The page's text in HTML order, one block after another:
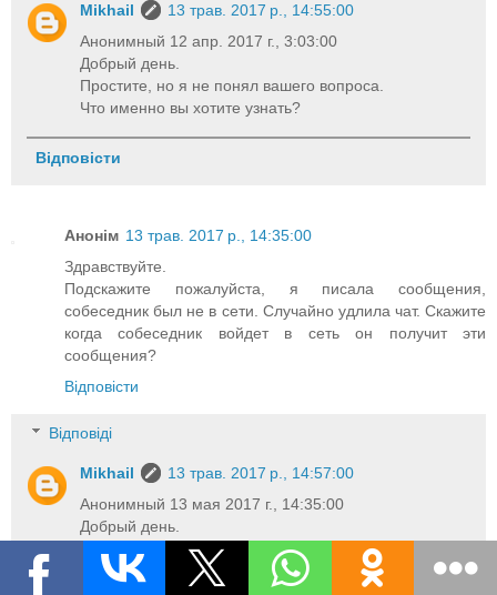
Mikhail
13 трав. 2017 р., 14:55:00
Анонимный 12 апр. 2017 г., 3:03:00
Добрый день.
Простите, но я не понял вашего вопроса.
Что именно вы хотите узнать?
Відповісти
Анонім 13 трав. 2017 р., 14:35:00
Здравствуйте.
Подскажите пожалуйста, я писала сообщения,
собеседник был не в сети. Случайно удлила чат. Скажите
когда собеседник войдет в сеть он получит эти
сообщения?
Відповісти
Відповіді
Mikhail
13 трав. 2017 р., 14:57:00
Анонимный 13 мая 2017 г., 14:35:00
Добрый день.
Да, сообщения будут доставлены как только он
появится в сети и если это произойдет в